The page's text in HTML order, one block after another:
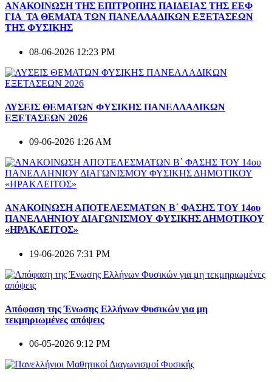
ΑΝΑΚΟΙΝΩΣΗ ΤΗΣ ΕΠΙΤΡΟΠΗΣ ΠΑΙΔΕΙΑΣ ΤΗΣ ΕΕΦ
ΓΙΑ ΤΑ ΘΕΜΑΤΑ ΤΩΝ ΠΑΝΕΛΛΑΔΙΚΩΝ ΕΞΕΤΑΣΕΩΝ
ΤΗΣ ΦΥΣΙΚΗΣ
08-06-2026 12:23 PM
ΛΥΣΕΙΣ ΘΕΜΑΤΩΝ ΦΥΣΙΚΗΣ ΠΑΝΕΛΛΑΔΙΚΩΝ
ΕΞΕΤΑΣΕΩΝ 2026
09-06-2026 1:26 AM
ΑΝΑΚΟΙΝΩΣΗ ΑΠΟΤΕΛΕΣΜΑΤΩΝ Β΄ ΦΑΣΗΣ ΤΟΥ 14ου
ΠΑΝΕΛΛΗΝΙΟΥ ΔΙΑΓΩΝΙΣΜΟΥ ΦΥΣΙΚΗΣ ΔΗΜΟΤΙΚΟΥ
«ΗΡΑΚΛΕΙΤΟΣ»
19-06-2026 7:31 PM
Απόφαση της Ένωσης Ελλήνων Φυσικών για μη
τεκμηριωμένες απόψεις
06-05-2026 9:12 PM